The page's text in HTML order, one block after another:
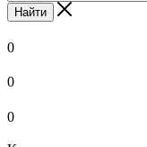
Найти
0
0
0